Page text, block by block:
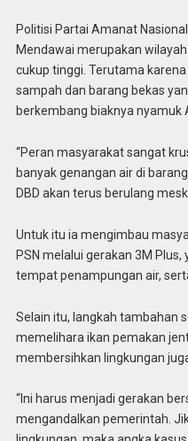
Politisi Partai Amanat
Mendawai merupakan
cukup tinggi. Terutama
sampah dan barang bekas
berkembang biaknya nyamuk
“Peran masyarakat sangat
banyak genangan air di
DBD akan terus berulang
Untuk itu ia mengimbau
PSN melalui gerakan 3M
tempat penampungan air,
Selain itu, langkah tambahan
memelihara ikan pemakan
membersihkan lingkungan
“Ini harus menjadi gerakan
mengandalkan pemerintah.